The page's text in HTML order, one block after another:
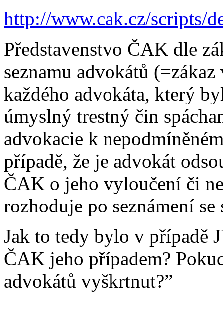
http://www.cak.cz/scripts/
Představenstvo ČAK dle
seznamu advokátů
každého advokáta, který
úmyslný trestný čin
advokacie k
případě, že je advokát
ČAK o jeho vyloučení či
rozhoduje po seznámení
Jak to tedy bylo v případě
ČAK jeho případem?
advokátů vyškrtnut?”